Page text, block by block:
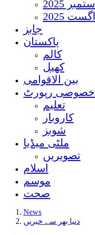
ستمبر 2025
اگست 2025
جابز
پاکستان
کالم
کھیل
بین الاقوامی
خصوصی رپورٹ
تعلیم
کاروبار
شوبز
ملٹی میڈیا
تصویریں
اسلام
موسم
صحت
News
دنیا بھر سے خبریں